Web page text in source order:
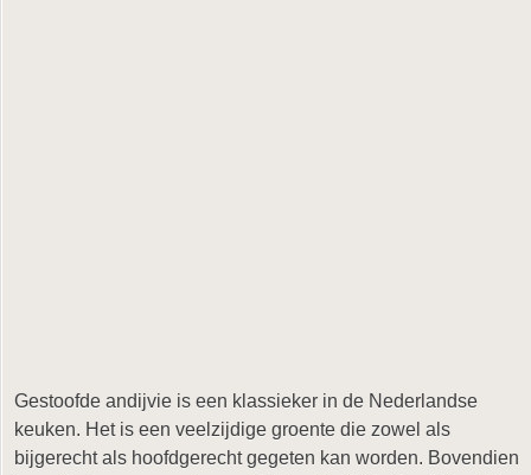
Gestoofde andijvie is een klassieker in de Nederlandse
keuken. Het is een veelzijdige groente die zowel als
bijgerecht als hoofdgerecht gegeten kan worden. Bovendien